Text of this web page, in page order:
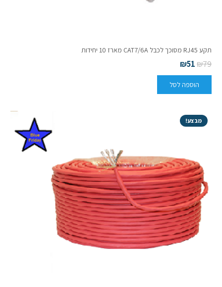
תקע RJ45 מסוכך לכבל CAT7/6A מארז 10 יחידות
₪79
₪51
הוספה לסל
מבצע!